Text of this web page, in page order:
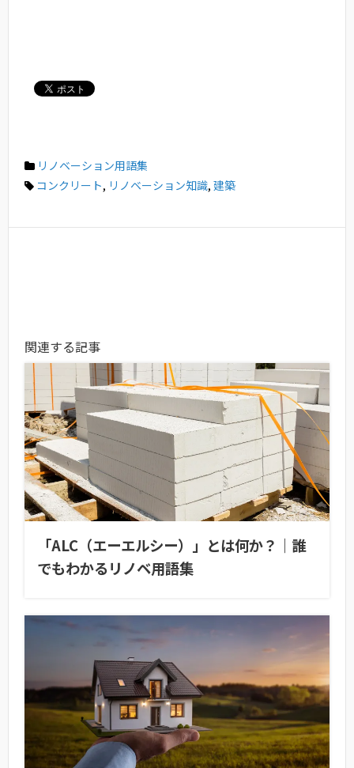
リノベーション用語集
コンクリート, リノベーション知識, 建築
関連する記事
「ALC（エーエルシー）」とは何か？｜誰
でもわかるリノベ用語集